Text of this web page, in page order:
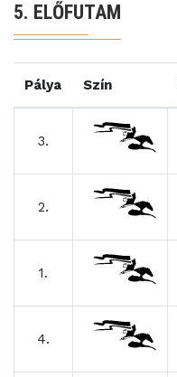
5. ELŐFUTAM
Pálya Szín
3.
2.
1.
4.